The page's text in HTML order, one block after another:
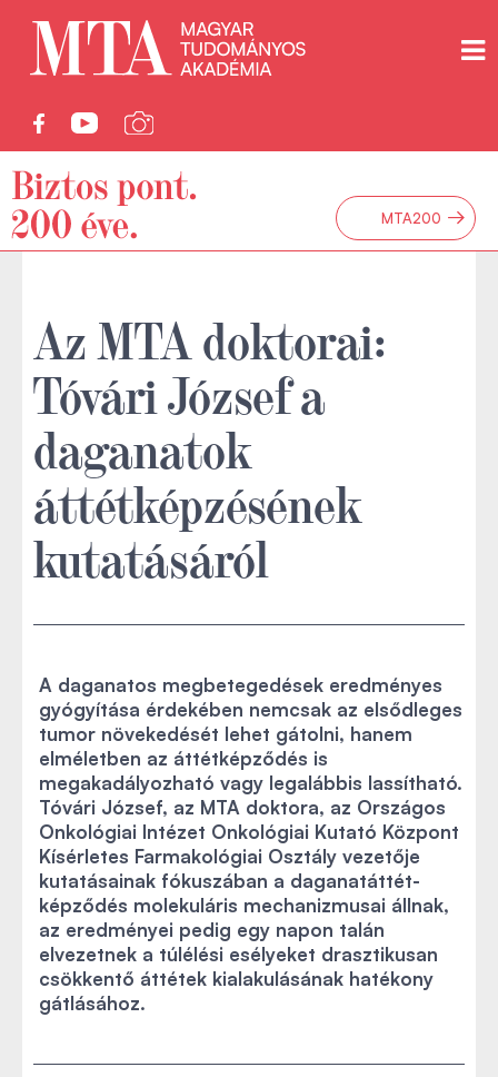
MTA200 →
Az MTA doktorai:
Tóvári József a
daganatok
áttétképzésének
kutatásáról
A daganatos megbetegedések eredményes
gyógyítása érdekében nemcsak az elsődleges
tumor növekedését lehet gátolni, hanem
elméletben az áttétképződés is
megakadályozható vagy legalábbis lassítható.
Tóvári József, az MTA doktora, az Országos
Onkológiai Intézet Onkológiai Kutató Központ
Kísérletes Farmakológiai Osztály vezetője
kutatásainak fókuszában a daganatáttét-
képződés molekuláris mechanizmusai állnak,
az eredményei pedig egy napon talán
elvezetnek a túlélési esélyeket drasztikusan
csökkentő áttétek kialakulásának hatékony
gátlásához.